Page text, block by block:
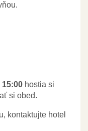
15:00 hostia si
si obed.
kontaktujte hotel